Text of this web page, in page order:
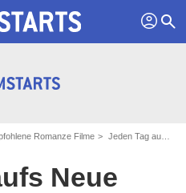
profil search
Romanze Filme Jeden Tag aufs Neue
Neue